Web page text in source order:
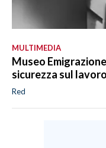
MULTIMEDIA
Museo
sicurezza sul
Red